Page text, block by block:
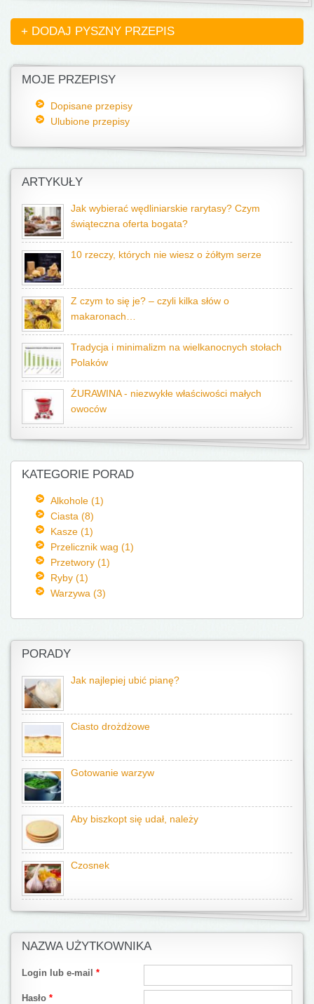
+ DODAJ PYSZNY PRZEPIS
MOJE PRZEPISY
Dopisane przepisy
Ulubione przepisy
ARTYKUŁY
Jak wybierać wędliniarskie rarytasy? Czym
świąteczna oferta bogata?
10 rzeczy, których nie wiesz o żółtym serze
Z czym to się je? – czyli kilka słów o
makaronach…
Tradycja i minimalizm na wielkanocnych stołach
Polaków
ŻURAWINA - niezwykłe właściwości małych
owoców
KATEGORIE PORAD
Alkohole (1)
Ciasta (8)
Kasze (1)
Przelicznik wag (1)
Przetwory (1)
Ryby (1)
Warzywa (3)
PORADY
Jak najlepiej ubić pianę?
Ciasto drożdżowe
Gotowanie warzyw
Aby biszkopt się udał, należy
Czosnek
NAZWA UŻYTKOWNIKA
Login lub e-mail *
Hasło *